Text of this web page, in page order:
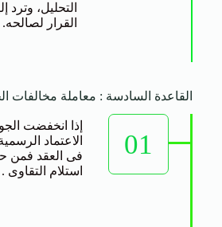
القاعدة السادسة : معاملة مخالفات
01
إذا انخفضت
الاعتماد
فى العقد
استلام التقاوى .
التحليل، وترد
القرار لصالحه.